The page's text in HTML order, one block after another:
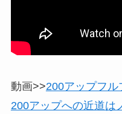
動画>>200アップフ
200アップへの近道は